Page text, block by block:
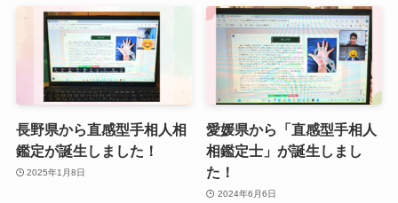
長野県から直感型手相人相
鑑定が誕生しました！
2025年1月8日
愛媛県から「直感型手相人
相鑑定士」が誕生しまし
た！
2024年6月6日